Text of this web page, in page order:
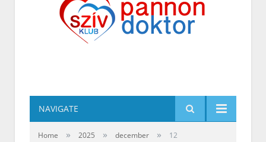
NAVIGATE
Home » 2025 » december » 12